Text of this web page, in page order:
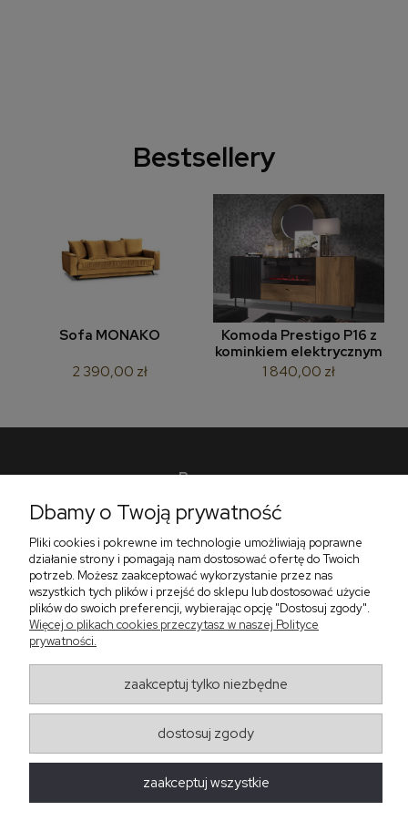
Bestsellery
Sofa MONAKO
2 390,00 zł
Komoda Prestigo P16 z
kominkiem elektrycznym
1 840,00 zł
Pomoc
Płatności i dostawa
O nas
Zadzwoń do nas telefon +48 513 591 067
Zbrosławice 42-674
oprogramowanie:
Dbamy o Twoją prywatność
Pliki cookies i pokrewne im technologie umożliwiają poprawne
działanie strony i pomagają nam dostosować ofertę do Twoich
potrzeb. Możesz zaakceptować wykorzystanie przez nas
wszystkich tych plików i przejść do sklepu lub dostosować użycie
plików do swoich preferencji, wybierając opcję "Dostosuj zgody".
Więcej o plikach cookies przeczytasz w naszej Polityce
prywatności.
zaakceptuj tylko niezbędne
dostosuj zgody
zaakceptuj wszystkie